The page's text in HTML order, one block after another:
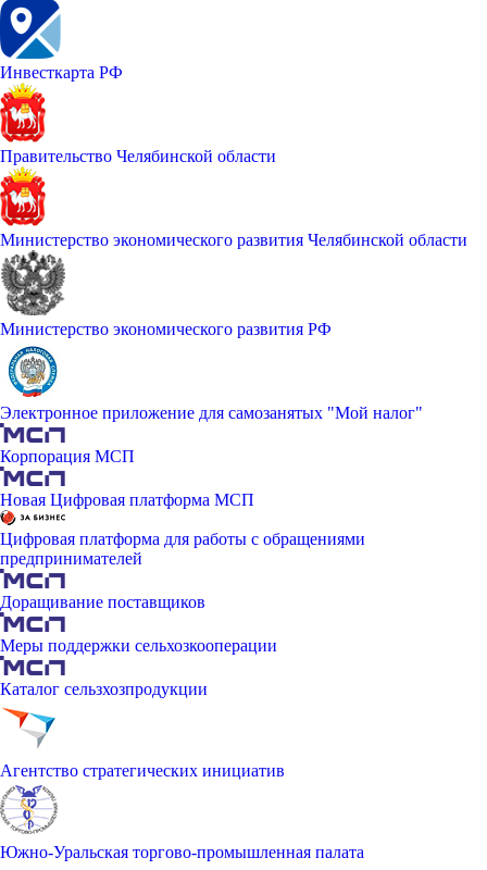
Инвесткарта РФ
Правительство Челябинской области
Министерство экономического развития Челябинской области
Министерство экономического развития РФ
Электронное приложение для самозанятых "Мой налог"
Корпорация МСП
Новая Цифровая платформа МСП
Цифровая платформа для работы с обращениями
предпринимателей
Доращивание поставщиков
Меры поддержки сельхозкооперации
Каталог сельзхозпродукции
Агентство стратегических инициатив
Южно-Уральская торгово-промышленная палата